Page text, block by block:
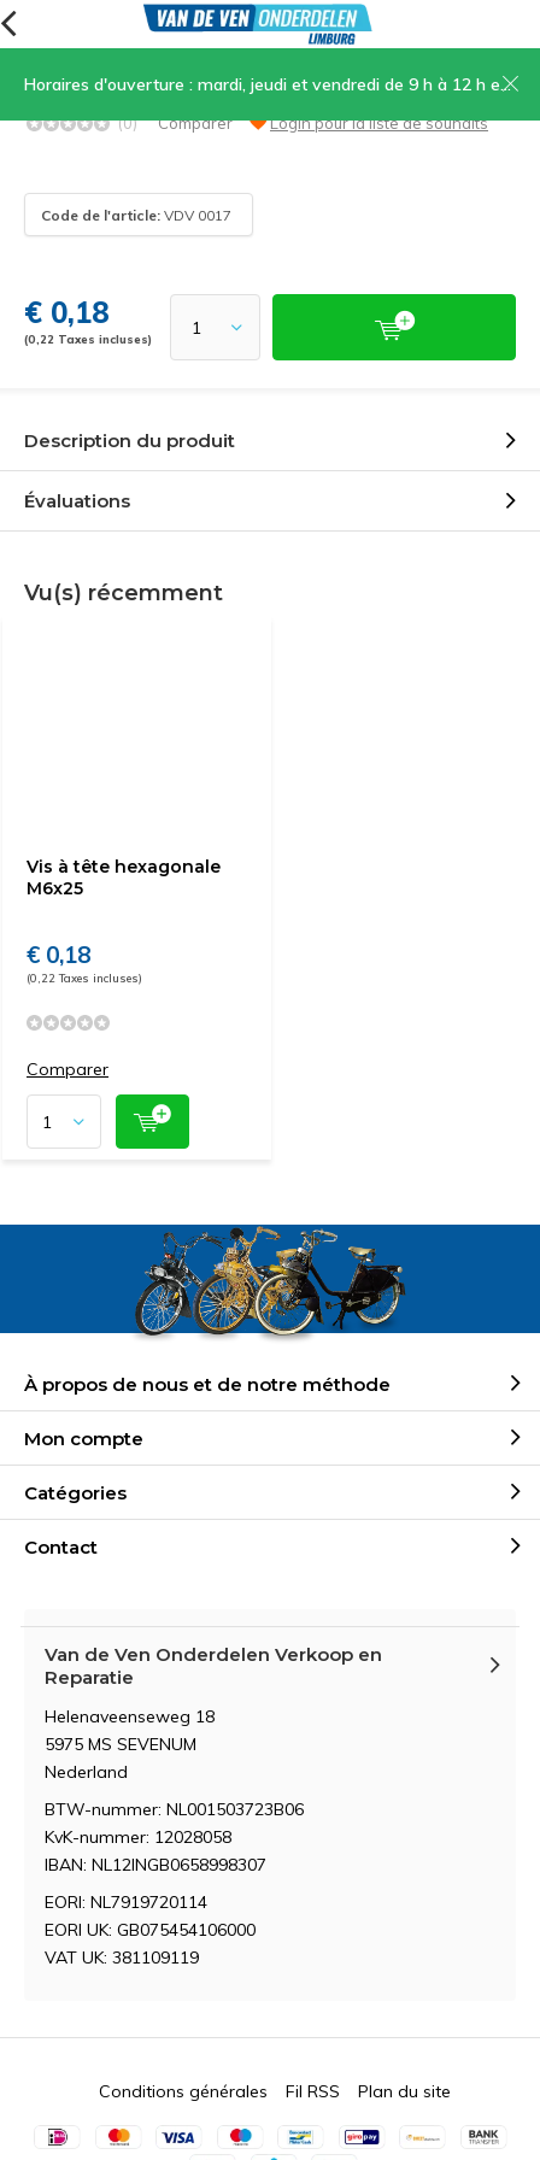
Horaires d'ouverture : mardi, jeudi et vendredi de 9 h à 12 h et de 13 h 30 à 17 h, samedi de 9 h à 12 h
Vis à tête hexagonale M6x25
(0) Comparer Login pour la liste de souhaits
Code de l'article: VDV 0017
€ 0,18
(0,22 Taxes incluses)
Description du produit
Évaluations
Vu(s) récemment
Vis à tête hexagonale
M6x25
€ 0,18
(0,22 Taxes incluses)
Comparer
À propos de nous et de notre méthode
Mon compte
Catégories
Contact
Van de Ven Onderdelen Verkoop en
Reparatie
Helenaveenseweg 18
5975 MS SEVENUM
Nederland
BTW-nummer: NL001503723B06
KvK-nummer: 12028058
IBAN: NL12INGB0658998307
EORI: NL7919720114
EORI UK: GB075454106000
VAT UK: 381109119
Conditions générales Fil RSS Plan du site